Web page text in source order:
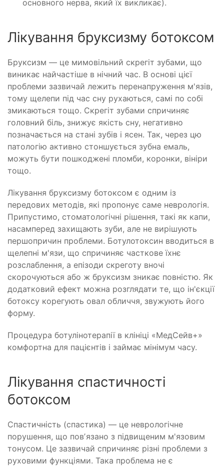
основного нерва, який їх викликає).
Лікування бруксизму ботоксом
Бруксизм — це мимовільний скрегіт зубами, що
виникає найчастіше в нічний час. В основі цієї
проблеми зазвичай лежить перенапруження м'язів,
тому щелепи під час сну рухаються, самі по собі
змикаються тощо. Скрегіт зубами спричиняє
головний біль, знижує якість сну, негативно
позначається на стані зубів і ясен. Так, через цю
патологію активно стоншується зубна емаль,
можуть бути пошкоджені пломби, коронки, вініри
тощо.
Лікування бруксизму ботоксом є одним із
передових методів, які пропонує саме неврологія.
Припустимо, стоматологічні рішення, такі як капи,
насамперед захищають зуби, але не вирішують
першопричин проблеми. Ботулотоксин вводиться в
щелепні м'язи, що спричиняє часткове їхнє
розслаблення, а епізоди скреготу вночі
скорочуються або ж бруксизм зникає повністю. Як
додатковий ефект можна розглядати те, що ін'єкції
ботоксу корегують овал обличчя, звужують його
форму.
Процедура ботулінотерапії в клініці «МедСейв+»
комфортна для пацієнтів і займає мінімум часу.
Лікування спастичності
ботоксом
Спастичність (спастика) — це неврологічне
порушення, що повʼязано з підвищеним м'язовим
тонусом. Це зазвичай спричиняє різні проблеми з
руховими функціями. Така проблема не є